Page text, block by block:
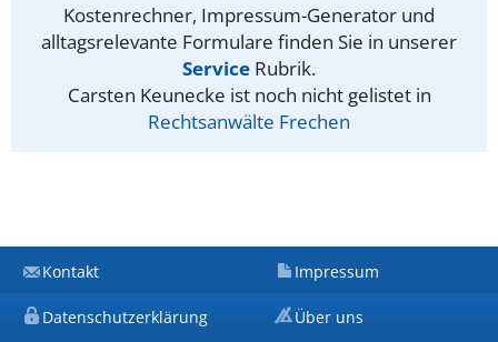
Kostenrechner, Impressum-Generator und
alltagsrelevante Formulare finden Sie in unserer
Service Rubrik.
Carsten Keunecke ist noch nicht gelistet in
Rechtsanwälte Frechen
Kontakt Impressum
Datenschutzerklärung Über uns